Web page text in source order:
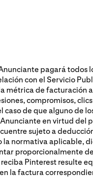
pagará todos
con el Servicio
métrica de facturación
compromisos,
caso de que alguno de
en virtud del
sujeto a
la normativa aplicable,
proporcionalmente
Pinterest resulte
la factura